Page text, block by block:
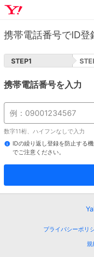
携帯電話番号でID登
STEP1
携帯電話番号を入力
数字11桁、ハイフンなしで入力
IDの繰り返し登録を防止する
でご注意ください。
プライバシーポリ
規